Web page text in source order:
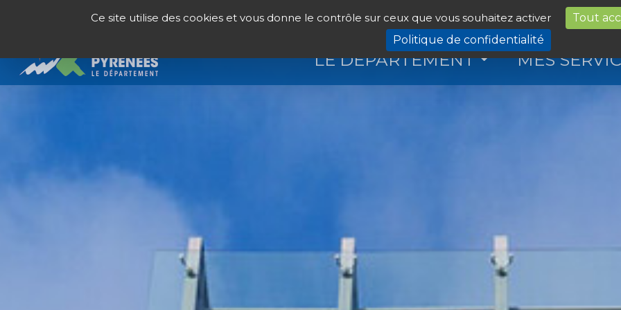
Ce site utilise des cookies et vous donne le contrôle sur ceux que vous souhaitez activer Tout
Politique de confidentialité
LE DÉPARTEMENT MES